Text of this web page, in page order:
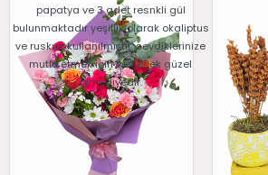
papatya ve 3 adet resnkli gül
bulunmaktadır yeşillik olarak okaliptus
ve ruskus kullanılmıştır. sevdiklerinize
mutlu etmek için verilecek güzel
birhediyedir.